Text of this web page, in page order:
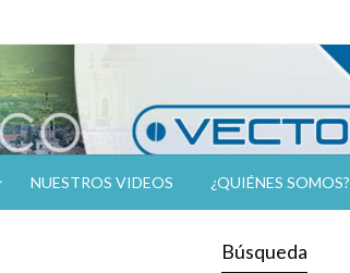
NUESTROS VIDEOS ¿QUIÉNES SOMOS?
Búsqueda